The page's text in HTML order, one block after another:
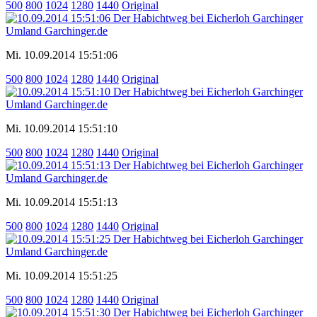
500 800 1024 1280 1440 Original
Mi. 10.09.2014 15:51:06
500 800 1024 1280 1440 Original
Mi. 10.09.2014 15:51:10
500 800 1024 1280 1440 Original
Mi. 10.09.2014 15:51:13
500 800 1024 1280 1440 Original
Mi. 10.09.2014 15:51:25
500 800 1024 1280 1440 Original